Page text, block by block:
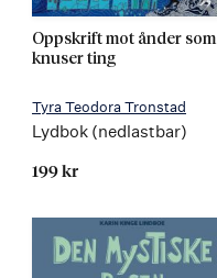
Oppskrift mot ånder som
knuser ting
Tyra Teodora Tronstad
Lydbok (nedlastbar)
199 kr